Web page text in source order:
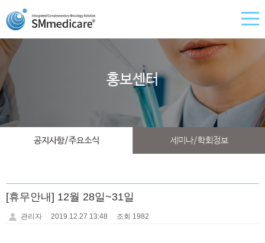
홍보센터
공지사항/주요소식 세미나/학회정보
[휴무안내] 12월 28일~31일
관리자 2019.12.27 13:48 조회 1982